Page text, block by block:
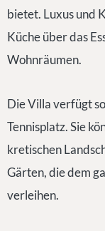
bietet. Luxus und
Küche über das
Wohnräumen.
Die Villa verfügt
Tennisplatz. Sie
kretischen
Gärten, die dem
verleihen.